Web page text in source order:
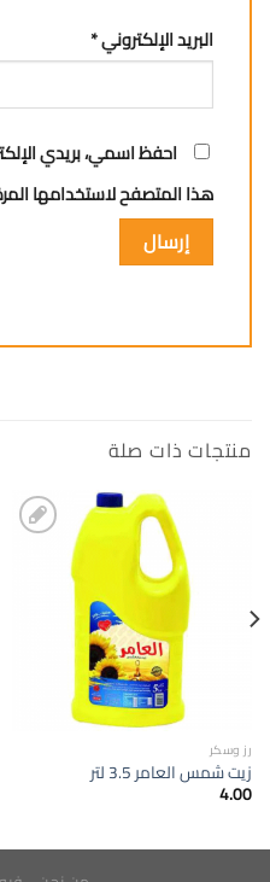
البريد الإلكتروني*
احفظ اسمي، بريدي
هذا المتصفح لاستخدامها
منتجات ذات صلة
رز وسكر
زيت شمس العامر 3.5 لتر
4.00